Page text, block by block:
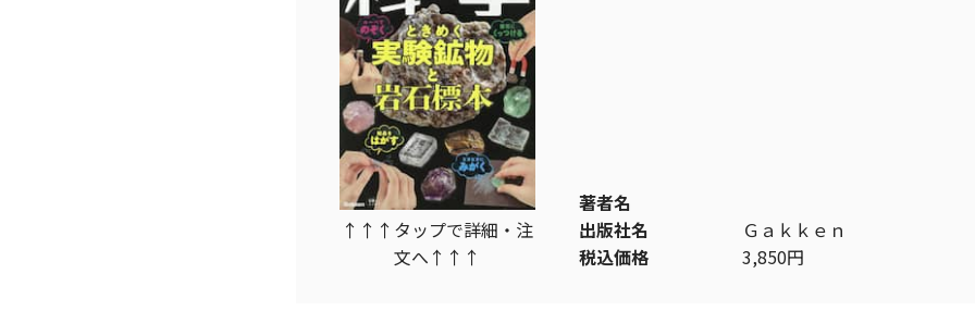
↑↑↑タップで詳細・注
文へ↑↑↑
著者名
出版社名
Ｇａｋｋｅｎ
税込価格
3,850円